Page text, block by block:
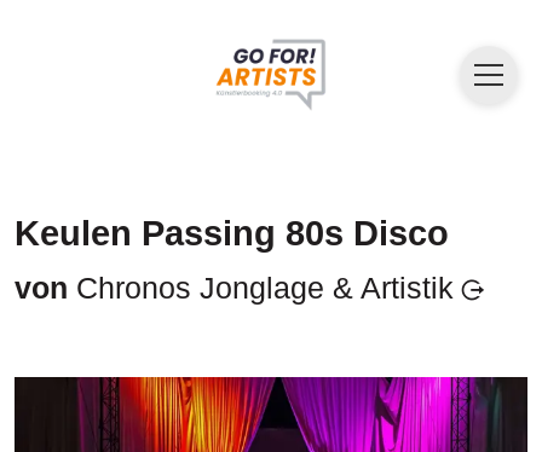
Keulen Passing 80s Disco
von Chronos Jonglage & Artistik